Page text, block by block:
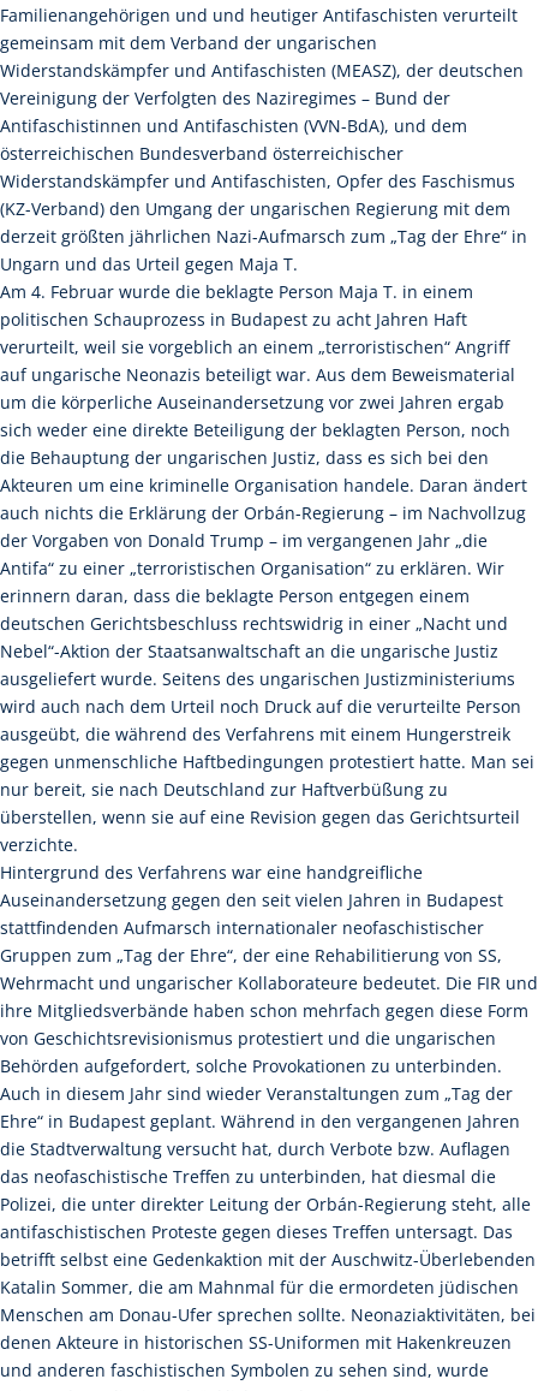
Familienangehörigen und und heutiger Antifaschisten verurteilt
gemeinsam mit dem Verband der ungarischen
Widerstandskämpfer und Antifaschisten (MEASZ), der deutschen
Vereinigung der Verfolgten des Naziregimes – Bund der
Antifaschistinnen und Antifaschisten (VVN-BdA), und dem
österreichischen Bundesverband österreichischer
Widerstandskämpfer und Antifaschisten, Opfer des Faschismus
(KZ-Verband) den Umgang der ungarischen Regierung mit dem
derzeit größten jährlichen Nazi-Aufmarsch zum „Tag der Ehre“ in
Ungarn und das Urteil gegen Maja T.
Am 4. Februar wurde die beklagte Person Maja T. in einem
politischen Schauprozess in Budapest zu acht Jahren Haft
verurteilt, weil sie vorgeblich an einem „terroristischen“ Angriff
auf ungarische Neonazis beteiligt war. Aus dem Beweismaterial
um die körperliche Auseinandersetzung vor zwei Jahren ergab
sich weder eine direkte Beteiligung der beklagten Person, noch
die Behauptung der ungarischen Justiz, dass es sich bei den
Akteuren um eine kriminelle Organisation handele. Daran ändert
auch nichts die Erklärung der Orbán-Regierung – im Nachvollzug
der Vorgaben von Donald Trump – im vergangenen Jahr „die
Antifa“ zu einer „terroristischen Organisation“ zu erklären. Wir
erinnern daran, dass die beklagte Person entgegen einem
deutschen Gerichtsbeschluss rechtswidrig in einer „Nacht und
Nebel“-Aktion der Staatsanwaltschaft an die ungarische Justiz
ausgeliefert wurde. Seitens des ungarischen Justizministeriums
wird auch nach dem Urteil noch Druck auf die verurteilte Person
ausgeübt, die während des Verfahrens mit einem Hungerstreik
gegen unmenschliche Haftbedingungen protestiert hatte. Man sei
nur bereit, sie nach Deutschland zur Haftverbüßung zu
überstellen, wenn sie auf eine Revision gegen das Gerichtsurteil
verzichte.
Hintergrund des Verfahrens war eine handgreifliche
Auseinandersetzung gegen den seit vielen Jahren in Budapest
stattfindenden Aufmarsch internationaler neofaschistischer
Gruppen zum „Tag der Ehre“, der eine Rehabilitierung von SS,
Wehrmacht und ungarischer Kollaborateure bedeutet. Die FIR und
ihre Mitgliedsverbände haben schon mehrfach gegen diese Form
von Geschichtsrevisionismus protestiert und die ungarischen
Behörden aufgefordert, solche Provokationen zu unterbinden.
Auch in diesem Jahr sind wieder Veranstaltungen zum „Tag der
Ehre“ in Budapest geplant. Während in den vergangenen Jahren
die Stadtverwaltung versucht hat, durch Verbote bzw. Auflagen
das neofaschistische Treffen zu unterbinden, hat diesmal die
Polizei, die unter direkter Leitung der Orbán-Regierung steht, alle
antifaschistischen Proteste gegen dieses Treffen untersagt. Das
betrifft selbst eine Gedenkaktion mit der Auschwitz-Überlebenden
Katalin Sommer, die am Mahnmal für die ermordeten jüdischen
Menschen am Donau-Ufer sprechen sollte. Neonaziaktivitäten, bei
denen Akteure in historischen SS-Uniformen mit Hakenkreuzen
und anderen faschistischen Symbolen zu sehen sind, wurde